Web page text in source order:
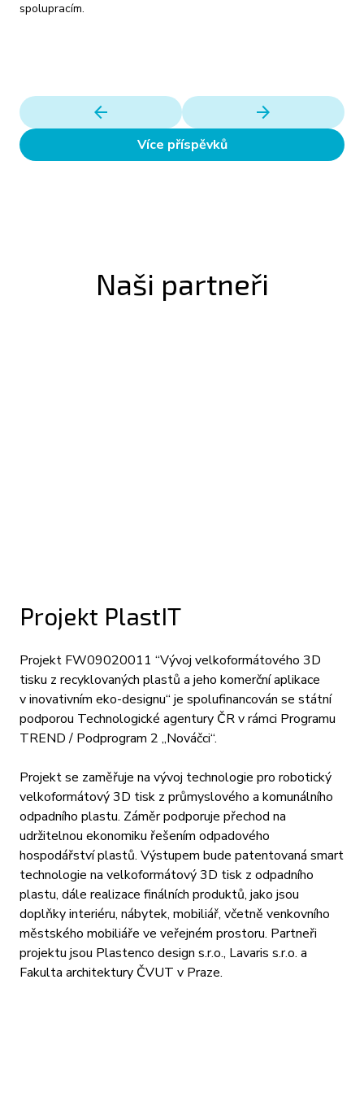
spolupracím.
arrow_back arrow_forward
Více příspěvků
Naši partneři
Projekt PlastIT
Projekt FW09020011 “Vývoj velkoformátového 3D
tisku z recyklovaných plastů a jeho komerční aplikace
v inovativním eko-designu“ je spolufinancován se státní
podporou Technologické agentury ČR v rámci Programu
TREND / Podprogram 2 „Nováčci“.
Projekt se zaměřuje na vývoj technologie pro robotický
velkoformátový 3D tisk z průmyslového a komunálního
odpadního plastu. Záměr podporuje přechod na
udržitelnou ekonomiku řešením odpadového
hospodářství plastů. Výstupem bude patentovaná smart
technologie na velkoformátový 3D tisk z odpadního
plastu, dále realizace finálních produktů, jako jsou
doplňky interiéru, nábytek, mobiliář, včetně venkovního
městského mobiliáře ve veřejném prostoru. Partneři
projektu jsou Plastenco design s.r.o., Lavaris s.r.o. a
Fakulta architektury ČVUT v Praze.